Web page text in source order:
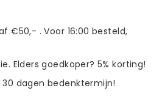
€50,- . Voor 16:00 besteld,
Elders goedkoper? 5% korting!
dagen bedenktermijn!